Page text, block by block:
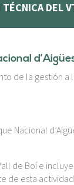
DEL
de la gestión a
Nacional
de Boí e
esta